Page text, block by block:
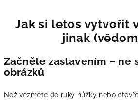
Jak si letos vytvořit
jinak
Začněte zastavením – ne
obrázků
Než vezmete do ruky nůžky nebo